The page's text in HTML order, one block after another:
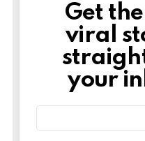
Newslett
Get
viral
your